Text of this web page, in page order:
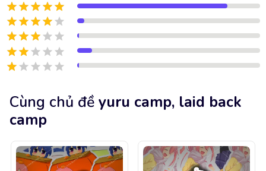
Cùng chủ đề yuru camp, laid back
camp